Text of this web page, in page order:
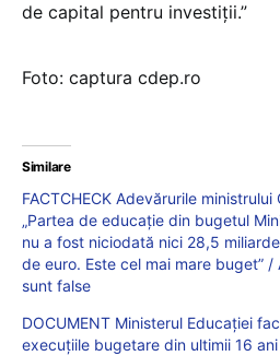
de capital pentru investiții.”
Foto: captura cdep.ro
Similare
FACTCHECK Adevărurile
„Partea de educație din bugetul
nu a fost niciodată nici 28,5
de euro. Este cel mai mare buget” /
sunt false
DOCUMENT Ministerul Educației
execuțiile bugetare din ultimii 16